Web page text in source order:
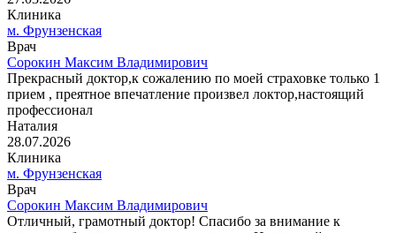
Клиника
м. Фрунзенская
Врач
Сорокин Максим Владимирович
Прекрасный доктор,к сожалению по моей страховке только 1
прием , преятное впечатление произвел локтор,настоящий
профессионал
Наталия
28.07.2026
Клиника
м. Фрунзенская
Врач
Сорокин Максим Владимирович
Отличный, грамотный доктор! Спасибо за внимание к